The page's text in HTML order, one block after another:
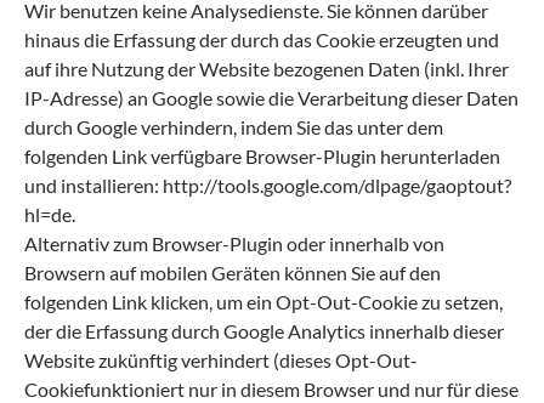
Wir benutzen keine Analysedienste. Sie können darüber
hinaus die Erfassung der durch das Cookie erzeugten und
auf ihre Nutzung der Website bezogenen Daten (inkl. Ihrer
IP-Adresse) an Google sowie die Verarbeitung dieser Daten
durch Google verhindern, indem Sie das unter dem
folgenden Link verfügbare Browser-Plugin herunterladen
und installieren: http://tools.google.com/dlpage/gaoptout?
hl=de.
Alternativ zum Browser-Plugin oder innerhalb von
Browsern auf mobilen Geräten können Sie auf den
folgenden Link klicken, um ein Opt-Out-Cookie zu setzen,
der die Erfassung durch Google Analytics innerhalb dieser
Website zukünftig verhindert (dieses Opt-Out-
Cookiefunktioniert nur in diesem Browser und nur für diese